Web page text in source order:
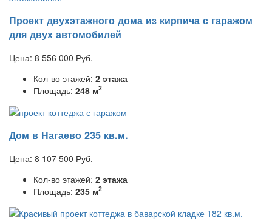
Проект двухэтажного дома из кирпича с гаражом
для двух автомобилей
Цена: 8 556 000 Руб.
Кол-во этажей: 2 этажа
Площадь: 248 м2
Дом в Нагаево 235 кв.м.
Цена: 8 107 500 Руб.
Кол-во этажей: 2 этажа
Площадь: 235 м2